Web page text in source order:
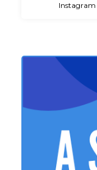
Instagram